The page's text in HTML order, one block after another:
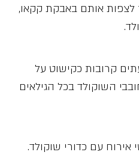
אותם באבקת קקאו,
קרובות כקישוט על
השוקולד בכל הגילאים
אירוח עם כדורי שוקולד.